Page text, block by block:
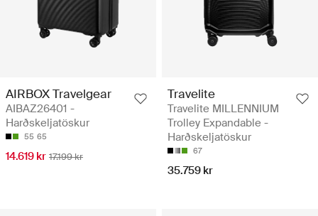
AIRBOX Travelgear
AIBAZ26401 -
Harðskeljatöskur
55 65
14.619 kr 17.199 kr
Travelite
Travelite MILLENNIUM
Trolley Expandable -
Harðskeljatöskur
67
35.759 kr